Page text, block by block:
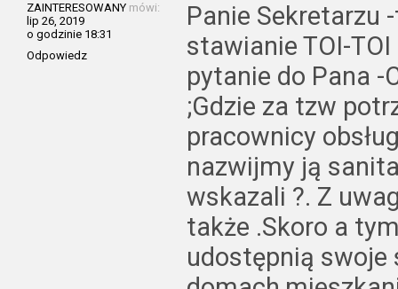
ZAINTERESOWANY mówi:
lip 26, 2019
o godzinie 18:31
Odpowiedz
Panie Sekretarzu
stawianie TOI-
pytanie do Pana -
;Gdzie za tzw
pracownicy
nazwijmy ją
wskazali ?. Z
także .Skoro a
udostępnią